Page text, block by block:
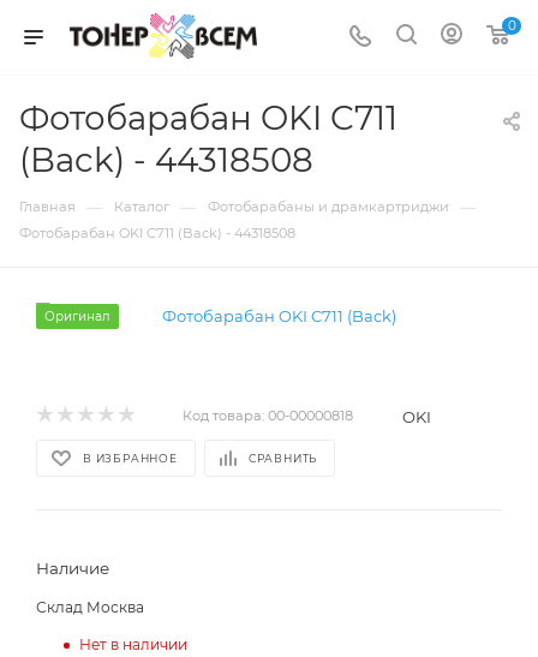
0
Фотобарабан OKI C711
(Back) - 44318508
Главная — Каталог — Фотобарабаны и драмкартриджи —
Фотобарабан OKI C711 (Back) - 44318508
Оригинал
Код товара: 00-00000818 OKI
В ИЗБРАННОЕ СРАВНИТЬ
Наличие
Склад Москва
Нет в наличии